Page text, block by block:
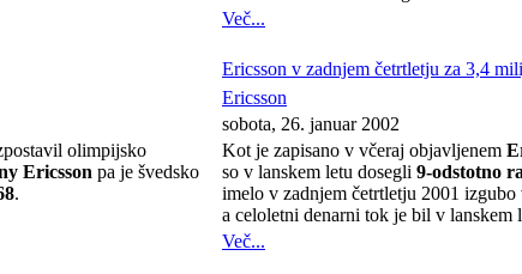
Več...
olimpijsko
Ericsson pa je švedsko
.
Ericsson v zadnjem četrtletju za 3,4
Ericsson
sobota, 26. januar 2002
Kot je zapisano v včeraj objavljenem
so v lanskem letu dosegli 9-odstotno
imelo v zadnjem četrtletju 2001
a celoletni denarni tok je bil v lanskem
Več...